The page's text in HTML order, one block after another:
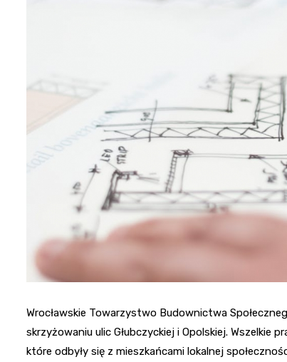
Wrocławskie Towarzystwo Budownictwa
skrzyżowaniu ulic Głubczyckiej i Opolskiej. Wszelkie
które odbyły się z mieszkańcami lokalnej